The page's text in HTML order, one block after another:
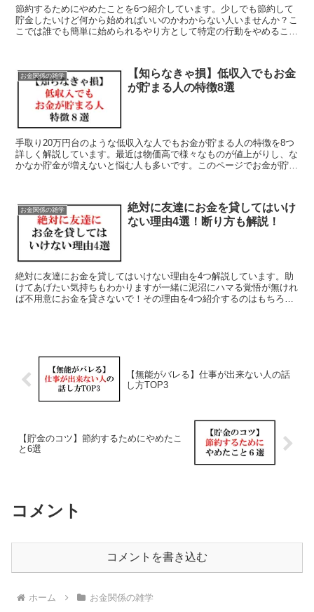
節約するためにやめたことを6つ紹介しています。少しでも節約して
貯金したいけど何から始めればいいのかわからない人いませんか？こ
こでは誰でも簡単に始められるやり方として特定の行動をやめること
お金関係の雑学
【知らなきゃ損】低収入でもお金
が貯まる人の特徴8選
手取り20万円台のような低収入な人でもお金が貯まる人の特徴を8つ
詳しく解説しています。最近は物価高で様々なものが値上がりし、な
かなか貯金が増えないと悩む人も多いです。このページでお金が貯ま
お金関係の雑学
絶対に友達にお金を貸してはいけ
ない理由4選！断り方も解説！
絶対に友達にお金を貸してはいけない理由を4つ解説しています。助
けてあげたい気持ちもわかりますが一緒に泥沼にハマる覚悟が無けれ
ば不用意にお金を貸さないで！その理由を4つ紹介するのはもちろ
【無能がバレる】仕事が出来ない人の話
し方TOP3
【貯金のコツ】節約するためにやめたこ
と6選
コメント
コメントを書き込む
ホーム お金関係の雑学